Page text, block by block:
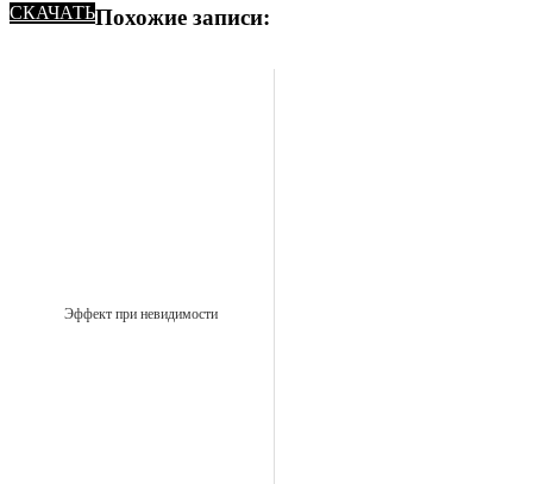
СКАЧАТЬПохожие записи:
Эффект при невидимости